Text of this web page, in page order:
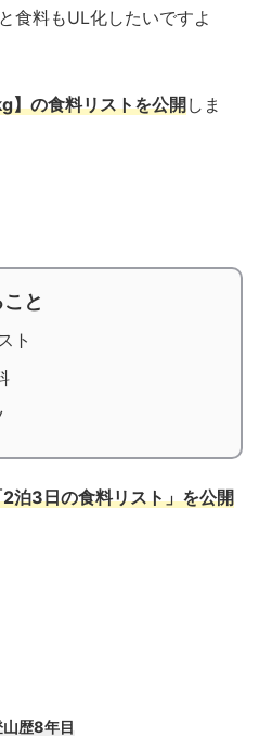
食料もUL化したいですよ
】の食料リストを公開しま
と
ト
泊3日の食料リスト」を公開
歴8年目